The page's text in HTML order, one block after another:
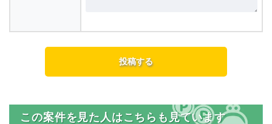
この案件を見た人はこちらも見ています